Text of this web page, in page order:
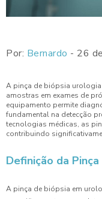
Por: Bernardo - 26
A pinça de biópsia urologia
amostras em exames de
equipamento permite
fundamental na detecção
tecnologias médicas, as
contribuindo
Definição da
A pinça de biópsia em